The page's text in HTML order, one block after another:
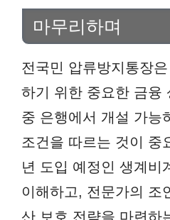
마무리하며
전국민 압류방지통장
하기 위한 중요한 금융
중 은행에서 개설 가능
조건을 따르는 것이 중
년 도입 예정인 생계비
이해하고, 전문가의 조
산 보호 전략을 마련하